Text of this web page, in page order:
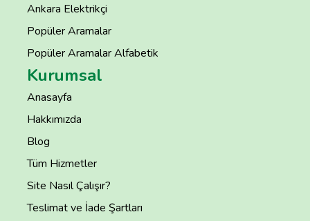
Ankara Elektrikçi
Popüler Aramalar
Popüler Aramalar Alfabetik
Kurumsal
Anasayfa
Hakkımızda
Blog
Tüm Hizmetler
Site Nasıl Çalışır?
Teslimat ve İade Şartları